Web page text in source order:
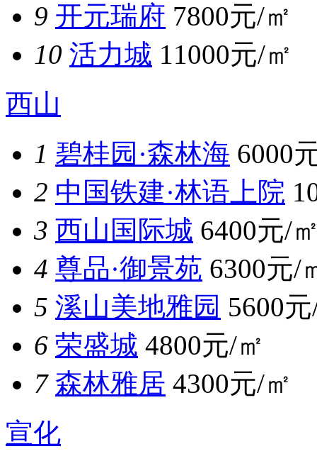
9 开元瑞府 7800元/㎡
10 活力城 11000元/㎡
西山
1 碧桂园·森林海 6000
2 中国铁建·林语上院
3 西山国际城 6400元/
4 尊品·御景苑 6300元/
5 溪山美地雅园 5600
6 荣盛城 4800元/㎡
7 森林雅居 4300元/㎡
宣化